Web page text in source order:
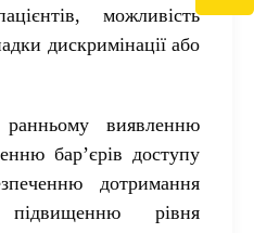
можливість
дискримінації або
ранньому виявленню
бар’єрів доступу
дотримання
рівня